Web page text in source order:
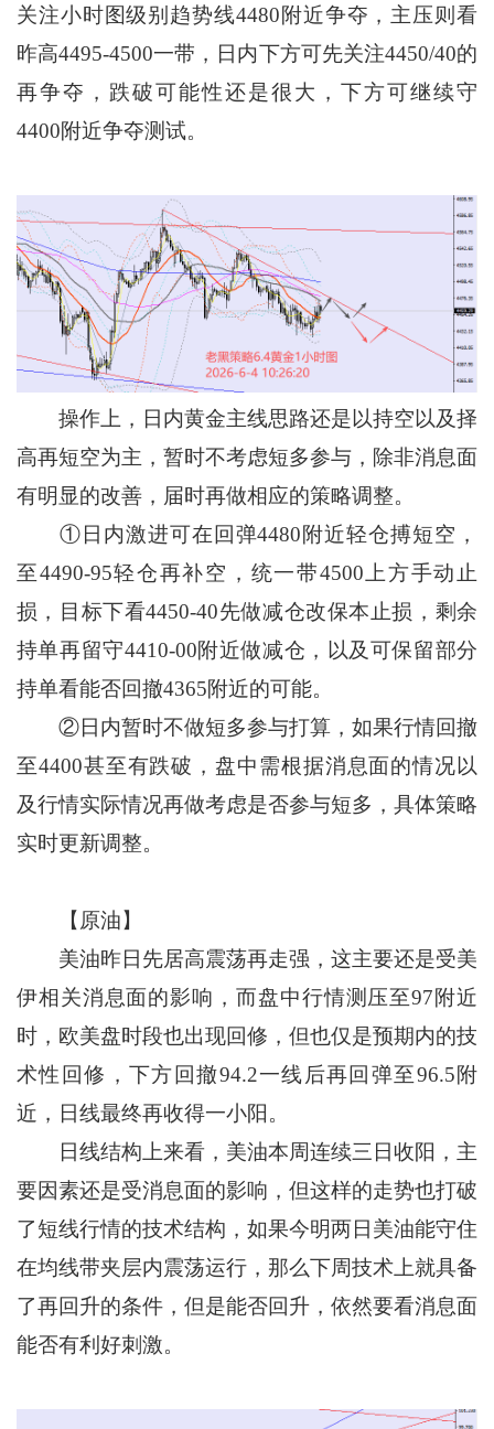
关注小时图级别趋势线4480附近争夺，主压则看
昨高4495-4500一带，日内下方可先关注4450/40的
再争夺，跌破可能性还是很大，下方可继续守
4400附近争夺测试。
操作上，日内黄金主线思路还是以持空以及择
高再短空为主，暂时不考虑短多参与，除非消息面
有明显的改善，届时再做相应的策略调整。
①日内激进可在回弹4480附近轻仓搏短空，
至4490-95轻仓再补空，统一带4500上方手动止
损，目标下看4450-40先做减仓改保本止损，剩余
持单再留守4410-00附近做减仓，以及可保留部分
持单看能否回撤4365附近的可能。
②日内暂时不做短多参与打算，如果行情回撤
至4400甚至有跌破，盘中需根据消息面的情况以
及行情实际情况再做考虑是否参与短多，具体策略
实时更新调整。
【原油】
美油昨日先居高震荡再走强，这主要还是受美
伊相关消息面的影响，而盘中行情测压至97附近
时，欧美盘时段也出现回修，但也仅是预期内的技
术性回修，下方回撤94.2一线后再回弹至96.5附
近，日线最终再收得一小阳。
日线结构上来看，美油本周连续三日收阳，主
要因素还是受消息面的影响，但这样的走势也打破
了短线行情的技术结构，如果今明两日美油能守住
在均线带夹层内震荡运行，那么下周技术上就具备
了再回升的条件，但是能否回升，依然要看消息面
能否有利好刺激。